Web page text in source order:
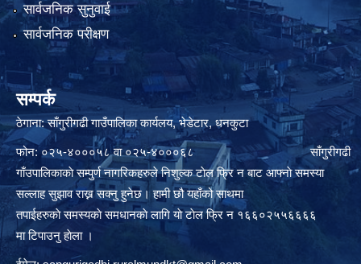
सार्वजनिक सुनुवाई
सार्वजनिक परीक्षण
सम्पर्क
ठेगाना: साँगुरीगढी गाउँपालिका कार्यलय, भेडेटार, धनकुटा
फोन: ०२५-४०००५८ वा ०२५-४०००६८ साँगुरीगढी
गाँउपालिकाकाे सम्पुर्ण नागरिकहरुले निशुल्क टाेल फ्रि न बाट आफ्नाे समस्या
सल्लाह सुझाव राख्न सक्नु हुनेछ। हामी छौ यहाँको साथमा
तपाईहरुकाे समस्यकाे समधानकाे लागि याे टाेल फ्रि न १६६०२५५६६६६
मा टिपाउनु हाेला ।